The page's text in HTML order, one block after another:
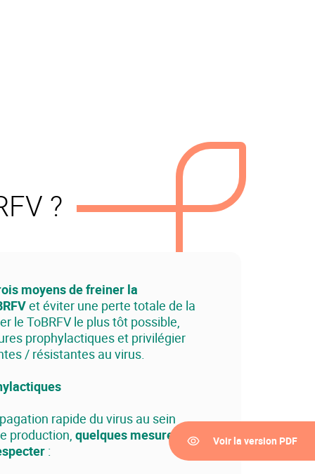
Voir la version PDF
?
moyens de freiner la
et éviter une perte totale de la
le ToBRFV le plus tôt possible,
prophylactiques et privilégier
/ résistantes au virus.
rapide du virus au sein
production, quelques mesures
: